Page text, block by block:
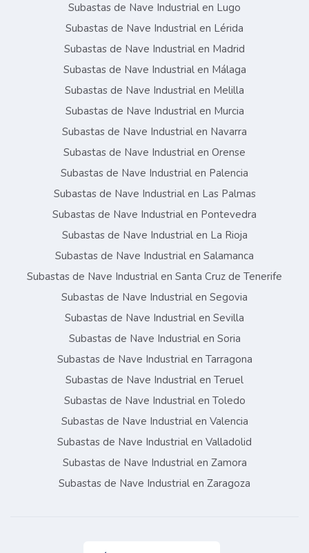
Subastas de Nave Industrial en Lugo
Subastas de Nave Industrial en Lérida
Subastas de Nave Industrial en Madrid
Subastas de Nave Industrial en Málaga
Subastas de Nave Industrial en Melilla
Subastas de Nave Industrial en Murcia
Subastas de Nave Industrial en Navarra
Subastas de Nave Industrial en Orense
Subastas de Nave Industrial en Palencia
Subastas de Nave Industrial en Las Palmas
Subastas de Nave Industrial en Pontevedra
Subastas de Nave Industrial en La Rioja
Subastas de Nave Industrial en Salamanca
Subastas de Nave Industrial en Santa Cruz de Tenerife
Subastas de Nave Industrial en Segovia
Subastas de Nave Industrial en Sevilla
Subastas de Nave Industrial en Soria
Subastas de Nave Industrial en Tarragona
Subastas de Nave Industrial en Teruel
Subastas de Nave Industrial en Toledo
Subastas de Nave Industrial en Valencia
Subastas de Nave Industrial en Valladolid
Subastas de Nave Industrial en Zamora
Subastas de Nave Industrial en Zaragoza